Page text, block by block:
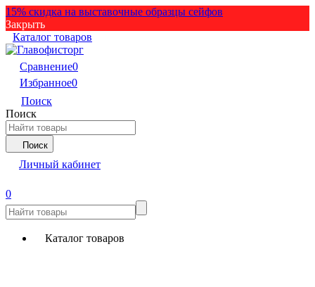
15% скидка на выставочные образцы сейфов
Закрыть
Каталог товаров
Сравнение0
Избранное0
Поиск
Поиск
Поиск
Личный кабинет
0
Каталог товаров